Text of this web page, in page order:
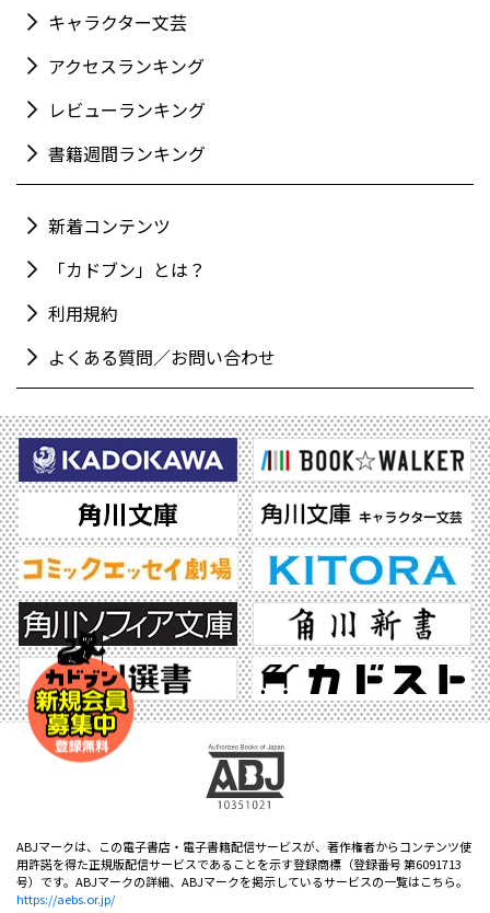
キャラクター文芸
アクセスランキング
レビューランキング
書籍週間ランキング
新着コンテンツ
「カドブン」とは？
利用規約
よくある質問／お問い合わせ
ABJマークは、この電子書店・電子書籍配信サービスが、著作権者からコンテンツ使
用許諾を得た正規版配信サービスであることを示す登録商標（登録番号 第6091713
号）です。ABJマークの詳細、ABJマークを掲示しているサービスの一覧はこちら。
https://aebs.or.jp/